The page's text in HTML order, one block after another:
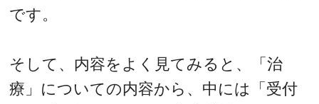
です。
そして、内容をよく見てみると、「治
療」についての内容から、中には「受付